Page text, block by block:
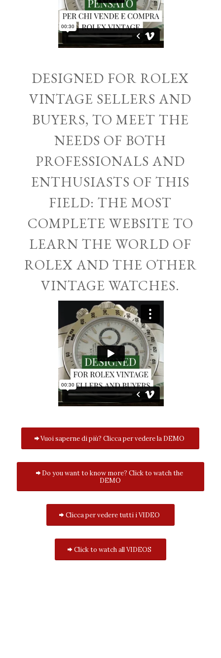
DESIGNED FOR ROLEX
VINTAGE SELLERS AND
BUYERS, TO MEET THE
NEEDS OF BOTH
PROFESSIONALS AND
ENTHUSIASTS OF THIS
FIELD: THE MOST
COMPLETE WEBSITE TO
LEARN THE WORLD OF
ROLEX AND THE OTHER
VINTAGE WATCHES.
Vuoi saperne di più? Clicca per vedere la DEMO
Do you want to know more? Click to watch the
DEMO
Clicca per vedere tutti i VIDEO
Click to watch all VIDEOS